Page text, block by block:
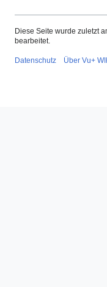
Diese Seite wurde zuletzt
bearbeitet.
Datenschutz Über Vu+